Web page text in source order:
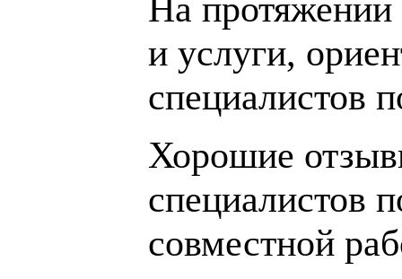
На протяжении
и услуги,
специалистов
Хорошие
специалистов
совместной